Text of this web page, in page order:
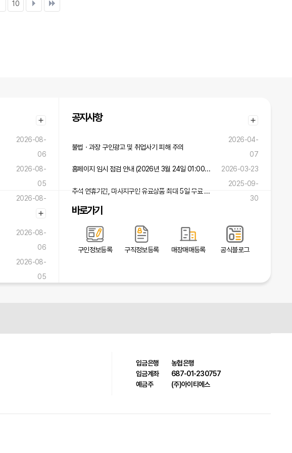
10
2026-08-
06
2026-08-
05
2026-08-
05
2026-08-
06
2026-08-
05
공지사항
불법ㆍ과장 구인광고 및 취업사기 피해 주의
2026-04-
07
홈페이지 임시 점검 안내 (2026년 3월 24일 01:00 ~ 02:00)
2026-03-23
추석 연휴기간, 마사지구인 유료상품 최대 5일 무료 연장 혜택!
2025-09-
30
바로가기
구인정보등록 구직정보등록 매장매매등록 공식블로그
입금은행
농협은행
입금계좌
687-01-230757
예금주
(주)아이티에스